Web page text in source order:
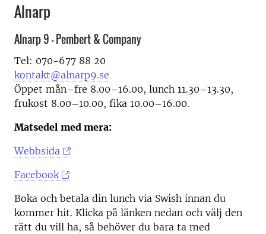
Alnarp
Alnarp 9 - Pembert & Company
Tel: 070-677 88 20
kontakt@alnarp9.se
Öppet mån–fre 8.00–16.00, lunch 11.30–13.30,
frukost 8.00–10.00, fika 10.00–16.00.
Matsedel med mera:
Webbsida
Facebook
Boka och betala din lunch via Swish innan du
kommer hit. Klicka på länken nedan och välj den
rätt du vill ha, så behöver du bara ta med